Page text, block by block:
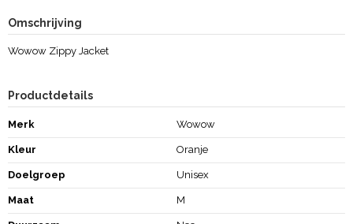
Omschrijving
Wowow Zippy Jacket
Productdetails
Merk Wowow
Kleur Oranje
Doelgroep Unisex
Maat M